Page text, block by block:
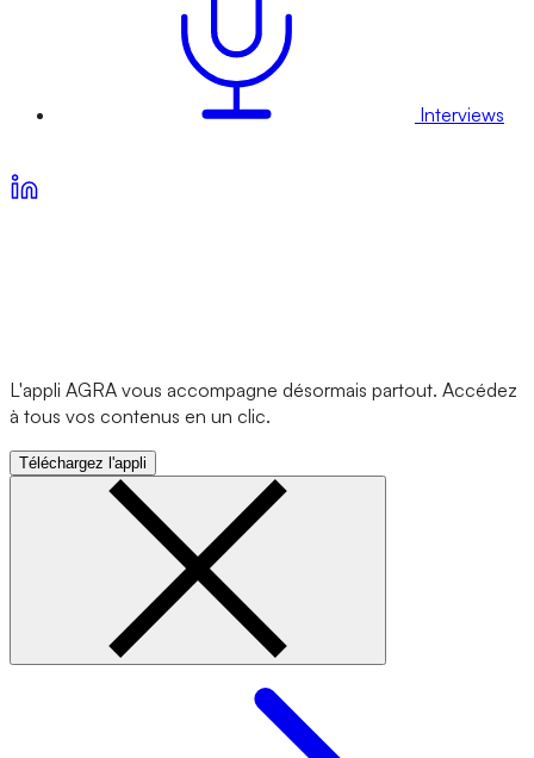
Interviews
L'appli AGRA vous accompagne désormais partout. Accédez
à tous vos contenus en un clic.
Téléchargez l'appli